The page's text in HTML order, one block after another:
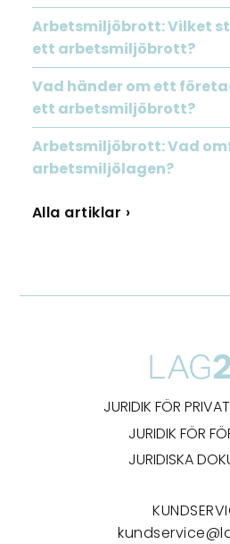
Arbetsmiljöbrott: Vilket
ett arbetsmiljöbrott?
Vad händer om ett
ett arbetsmiljöbrott?
Arbetsmiljöbrott: Vad
arbetsmiljölagen?
Alla artiklar ›
JURIDIK FÖR
JURIDIK FÖR
JURIDISKA